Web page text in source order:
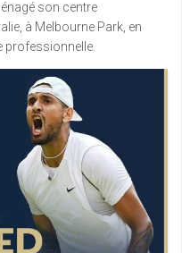
son centre
à Melbourne Park, en
professionnelle.